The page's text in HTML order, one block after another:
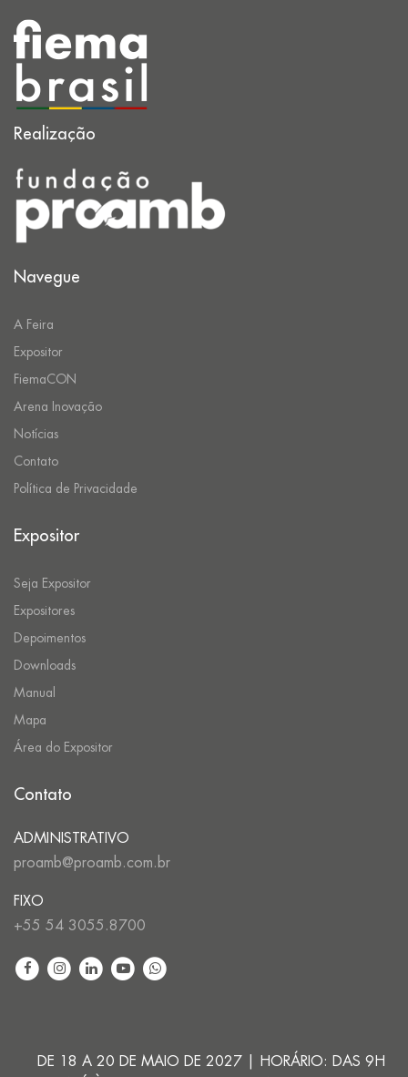
Realização
Navegue
A Feira
Expositor
FiemaCON
Arena Inovação
Notícias
Contato
Política de Privacidade
Expositor
Seja Expositor
Expositores
Depoimentos
Downloads
Manual
Mapa
Área do Expositor
Contato
ADMINISTRATIVO
proamb@proamb.com.br
FIXO
+55 54 3055.8700
DE 18 A 20 DE MAIO DE 2027 | HORÁRIO: DAS 9H